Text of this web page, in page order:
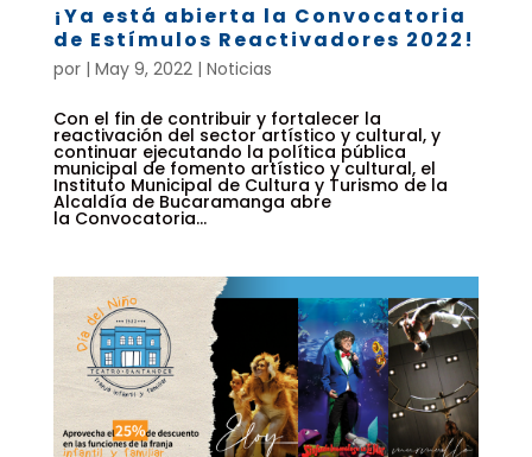
¡Ya está abierta la Convocatoria
de Estímulos Reactivadores 2022!
por | May 9, 2022| Noticias
Con el fin de contribuir y fortalecer la
reactivación del sector artístico y cultural, y
continuar ejecutando la política pública
municipal de fomento artístico y cultural, el
Instituto Municipal de Cultura y Turismo de la
Alcaldía de Bucaramanga abre
la Convocatoria...